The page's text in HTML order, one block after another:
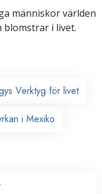
människor världen
blomstrar i livet.
Verktyg för livet
i Mexiko